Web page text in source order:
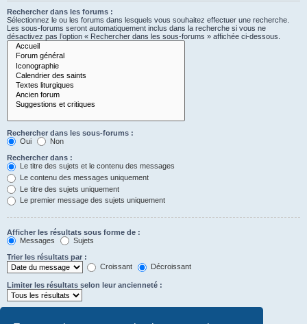
Rechercher dans les forums :
Sélectionnez le ou les forums dans lesquels vous souhaitez effectuer une recherche.
Les sous-forums seront automatiquement inclus dans la recherche si vous ne
désactivez pas l’option « Rechercher dans les sous-forums » affichée ci-dessous.
Rechercher dans les sous-forums :
Oui
Non
Rechercher dans :
Le titre des sujets et le contenu des messages
Le contenu des messages uniquement
Le titre des sujets uniquement
Le premier message des sujets uniquement
Afficher les résultats sous forme de :
Messages
Sujets
Trier les résultats par :
Croissant
Décroissant
Limiter les résultats selon leur ancienneté :